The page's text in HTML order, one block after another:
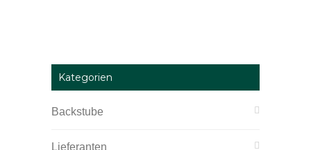
Kategorien
Backstube
Lieferanten